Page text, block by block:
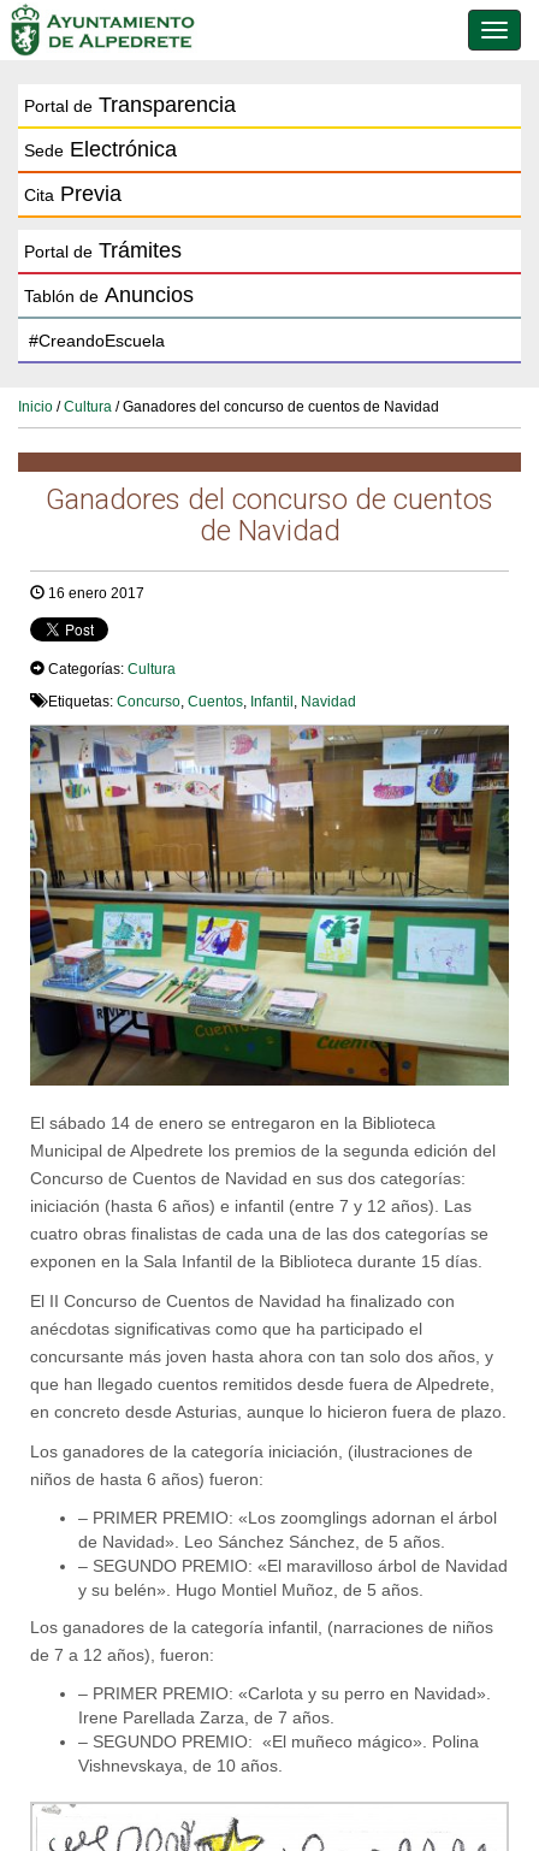
de
Portal de Transparencia
Sede Electrónica
Cita Previa
Portal de Trámites
Tablón de Anuncios
Inicio /Cultura / Ganadores del concurso de cuentos de Navidad
Ganadores del concurso de cuentos
de Navidad
16 enero 2017
Categorías: Cultura
Etiquetas: Concurso Cuentos Infantil Navidad
El sábado 14 de enero se entregaron en la Biblioteca
Municipal de Alpedrete los premios de la segunda edición del
Concurso de Cuentos de Navidad en sus dos categorías:
iniciación (hasta 6 años) e infantil (entre 7 y 12 años). Las
cuatro obras finalistas de cada una de las dos categorías se
exponen en la Sala Infantil de la Biblioteca durante 15 días.
El II Concurso de Cuentos de Navidad ha finalizado con
anécdotas significativas como que ha participado el
concursante más joven hasta ahora con tan solo dos años, y
que han llegado cuentos remitidos desde fuera de Alpedrete,
en concreto desde Asturias, aunque lo hicieron fuera de plazo.
Los ganadores de la categoría iniciación, (ilustraciones de
niños de hasta 6 años) fueron:
– PRIMER PREMIO: «Los zoomglings adornan el árbol
de Navidad». Leo Sánchez Sánchez, de 5 años.
– SEGUNDO PREMIO: «El maravilloso árbol de Navidad
y su belén». Hugo Montiel Muñoz, de 5 años.
Los ganadores de la categoría infantil, (narraciones de niños
de 7 a 12 años), fueron:
– PRIMER PREMIO: «Carlota y su perro en Navidad».
Irene Parellada Zarza, de 7 años.
– SEGUNDO PREMIO: «El muñeco mágico». Polina
Vishnevskaya, de 10 años.